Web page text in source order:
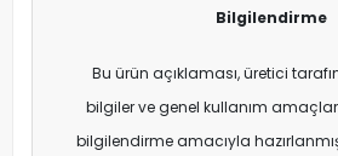
Bilgilendirme
Bu ürün açıklaması, üretici
bilgiler ve genel kullanım
bilgilendirme amacıyla